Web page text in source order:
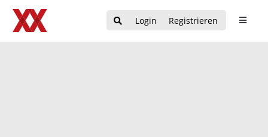
Login Registrieren